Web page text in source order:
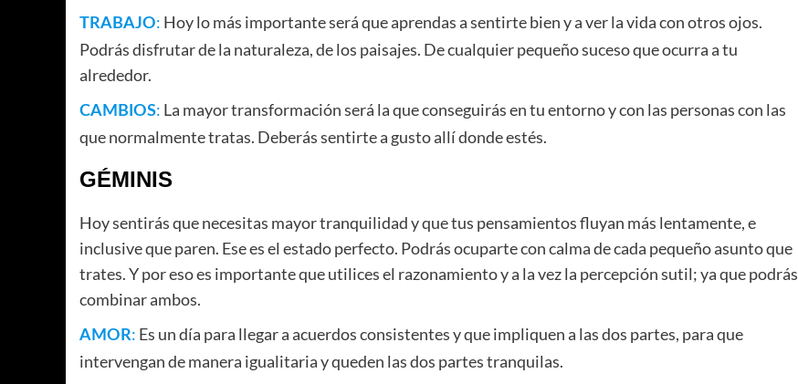
TRABAJO: Hoy lo más importante será que aprendas a sentirte bien y a ver la vida con otros ojos.
Podrás disfrutar de la naturaleza, de los paisajes. De cualquier pequeño suceso que ocurra a tu
alrededor.
CAMBIOS: La mayor transformación será la que conseguirás en tu entorno y con las personas con las
que normalmente tratas. Deberás sentirte a gusto allí donde estés.
GÉMINIS
Hoy sentirás que necesitas mayor tranquilidad y que tus pensamientos fluyan más lentamente, e
inclusive que paren. Ese es el estado perfecto. Podrás ocuparte con calma de cada pequeño asunto que
trates. Y por eso es importante que utilices el razonamiento y a la vez la percepción sutil; ya que podrás
combinar ambos.
AMOR: Es un día para llegar a acuerdos consistentes y que impliquen a las dos partes, para que
intervengan de manera igualitaria y queden las dos partes tranquilas.